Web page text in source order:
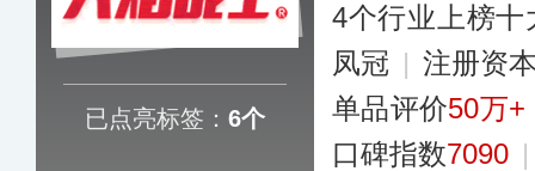
已点亮标签： 6个
4个行业上榜十
凤冠 | 注册资
单品评价50万+
口碑指数7090